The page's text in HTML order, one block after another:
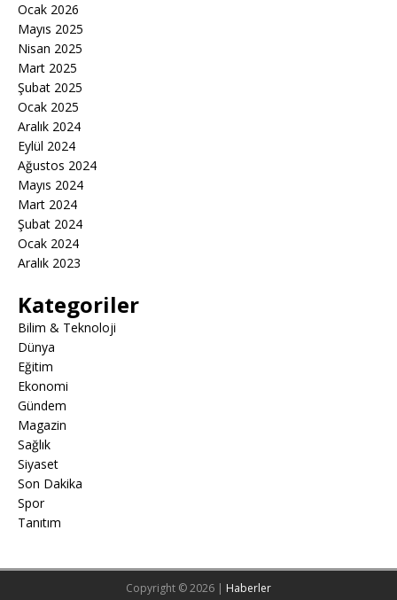
Ocak 2026
Mayıs 2025
Nisan 2025
Mart 2025
Şubat 2025
Ocak 2025
Aralık 2024
Eylül 2024
Ağustos 2024
Mayıs 2024
Mart 2024
Şubat 2024
Ocak 2024
Aralık 2023
Kategoriler
Bilim & Teknoloji
Dünya
Eğitim
Ekonomi
Gündem
Magazin
Sağlık
Siyaset
Son Dakika
Spor
Tanıtım
Copyright © 2026 | Haberler